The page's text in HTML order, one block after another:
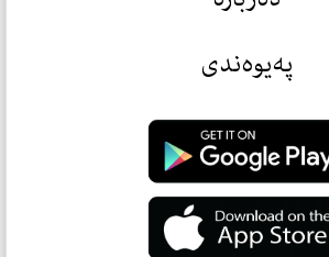
پەیوەندی